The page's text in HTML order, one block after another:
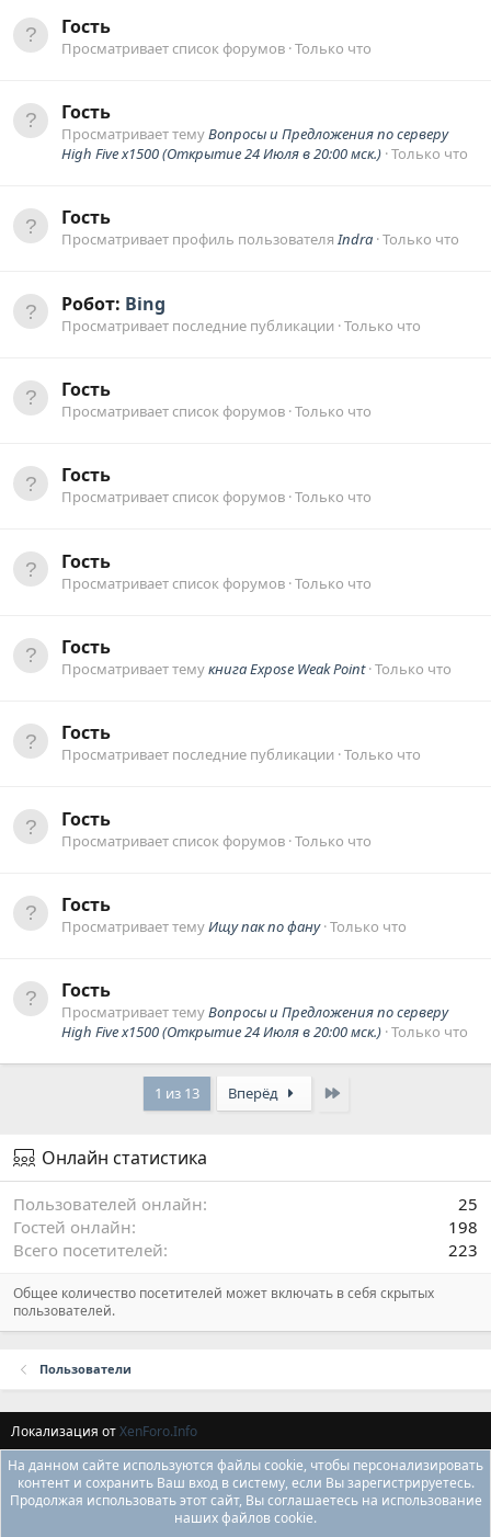
Гость
Просматривает список форумов Только что
Гость
Просматривает темуВопросы и Предложения по серверу
High Five x1500 (Открытие 24 Июля в 20:00 мск.) Только что
Гость
Просматривает профиль пользователяIndra Только что
Робот: Bing
Просматривает последние публикации Только что
Гость
Просматривает список форумов Только что
Гость
Просматривает список форумов Только что
Гость
Просматривает список форумов Только что
Гость
Просматривает темукнига Expose Weak Point Только что
Гость
Просматривает последние публикации Только что
Гость
Просматривает список форумов Только что
Гость
Просматривает темуИщу пак по фану Только что
Гость
Просматривает темуВопросы и Предложения по серверу
High Five x1500 (Открытие 24 Июля в 20:00 мск.) Только что
1 из 13 Вперёд
Онлайн статистика
Пользователей онлайн
25
Гостей онлайн
198
Всего посетителей
223
Общее количество посетителей может включать в себя скрытых
пользователей.
Пользователи
Локализация отXenForo.Info
На данном сайте используются файлы cookie, чтобы персонализировать
контент и сохранить Ваш вход в систему, если Вы зарегистрируетесь.
Продолжая использовать этот сайт, Вы соглашаетесь на использование
наших файлов cookie.